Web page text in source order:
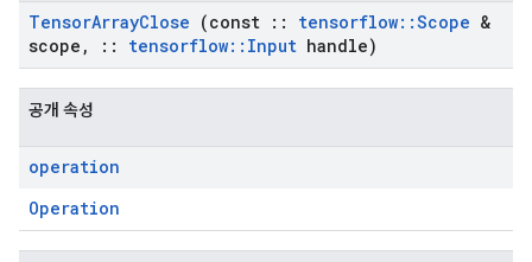
TensorArrayClose (const :: tensorflow::Scope &
scope , :: tensorflow:: Input handle)
공개 속성
operation
Operation